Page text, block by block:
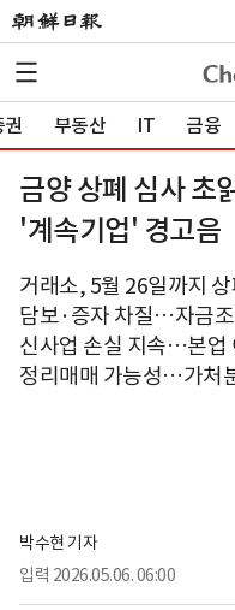
부동산 IT 금융
금양 상폐 심사 초
'계속기업' 경고음
거래소, 5월 26일까지
담보·증자 차질…자금
신사업 손실 지속…본업
정리매매 가능성…가처
박수현 기자
입력 2026.05.06. 06:00